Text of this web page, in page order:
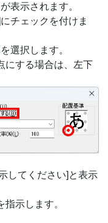
表示されます。
チェックを付けま
選択します。
にする場合は、左下
してください]と表示
示します。